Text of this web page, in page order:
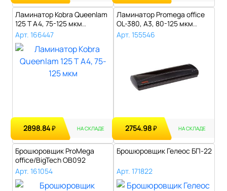
Ламинатор Kobra Queenlam
125 T A4, 75-125 мкм..
Арт. 166447
2898.84₽ НА СКЛАДЕ
Ламинатор Promega office
OL-380, А3, 80-125 мкм..
Арт. 155546
2754.98₽ НА СКЛАДЕ
Брошюровщик ProMega
office/BigTech OB092
Арт. 161054
Брошюровщик Гелеос БП-22
Арт. 171822